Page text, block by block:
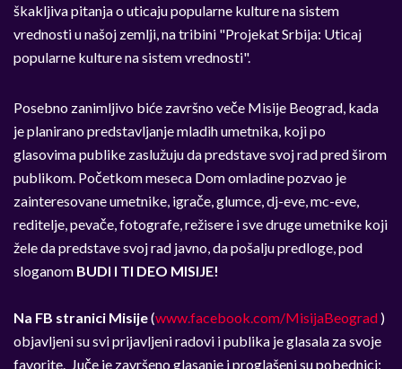
škakljiva pitanja o uticaju popularne kulture na sistem
vrednosti u našoj zemlji, na tribini "Projekat Srbija: Uticaj
popularne kulture na sistem vrednosti".
Posebno zanimljivo biće završno veče Misije Beograd, kada
je planirano predstavljanje mladih umetnika, koji po
glasovima publike zaslužuju da predstave svoj rad pred širom
publikom. Početkom meseca Dom omladine pozvao je
zainteresovane umetnike, igrače, glumce, dj-eve, mc-eve,
reditelje, pevače, fotografe, režisere i sve druge umetnike koji
žele da predstave svoj rad javno, da pošalju predloge, pod
sloganom BUDI I TI DEO MISIJE!
Na FB stranici Misije(www.facebook.com/MisijaBeograd )
objavljeni su svi prijavljeni radovi i publika je glasala za svoje
favorite. Juče je završeno glasanje i proglašeni su pobednici: